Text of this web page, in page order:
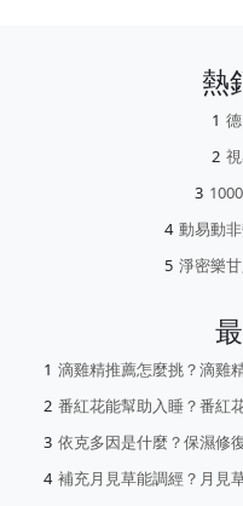
熱
動易動
淨密樂
滴雞精推薦怎麼挑？滴雞
番紅花能幫助入睡？番紅
依克多因是什麼？保濕修
補充月見草能調經？月見